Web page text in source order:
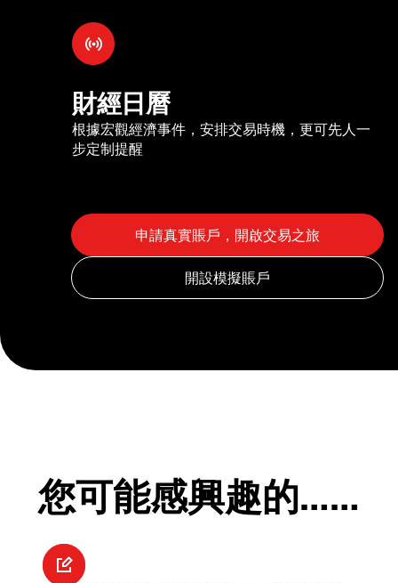
財經日曆
根據宏觀經濟事件，安排交易時機，更可先人一
步定制提醒
您可能感興趣的……